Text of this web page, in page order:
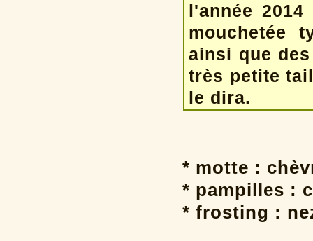
l'année
mouchetée
ainsi que
très petite
le dira.
* motte :
* pampilles :
* frosting :